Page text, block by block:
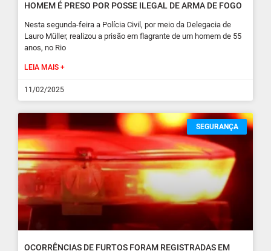
HOMEM É PRESO POR POSSE ILEGAL DE ARMA DE FOGO
Nesta segunda-feira a Polícia Civil, por meio da Delegacia de
Lauro Müller, realizou a prisão em flagrante de um homem de 55
anos, no Rio
LEIA MAIS +
11/02/2025
SEGURANÇA
OCORRÊNCIAS DE FURTOS FORAM REGISTRADAS EM